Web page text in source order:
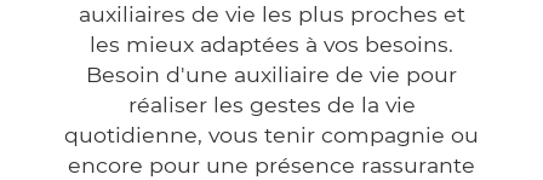
auxiliaires de vie les plus proches et
les mieux adaptées à vos besoins.
Besoin d'une auxiliaire de vie pour
réaliser les gestes de la vie
quotidienne, vous tenir compagnie ou
encore pour une présence rassurante